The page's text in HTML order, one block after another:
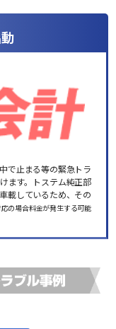
で止まる等の緊急トラ
ます。トステム純正部
載しているため、その
の場合料金が発生する可能